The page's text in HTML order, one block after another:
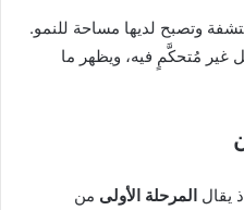
وتصبح لديها مساحة للنمو.
غير مُتحكَّمٍ فيه، ويظهر ما
يقال المرحلة الأولى من